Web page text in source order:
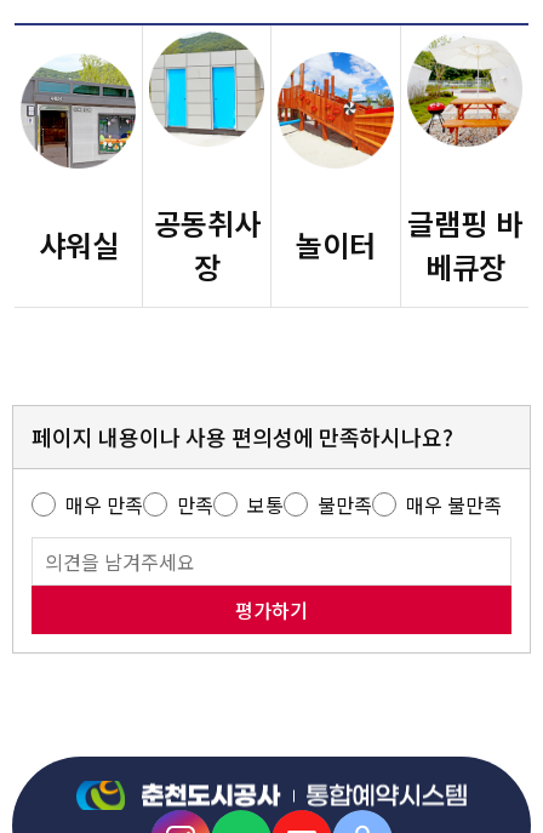
샤워실
공동취사
장
놀이터
글램핑 바
베큐장
페이지 내용이나 사용 편의성에 만족하시나요?
매우 만족 만족 보통 불만족 매우 불만족
평가하기